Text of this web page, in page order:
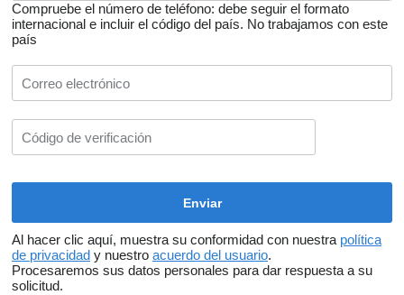
Compruebe el número de teléfono: debe seguir el formato
internacional e incluir el código del país. No trabajamos con este
país
Al hacer clic aquí, muestra su conformidad con nuestra política
de privacidad y nuestro acuerdo del usuario.
Procesaremos sus datos personales para dar respuesta a su
solicitud.